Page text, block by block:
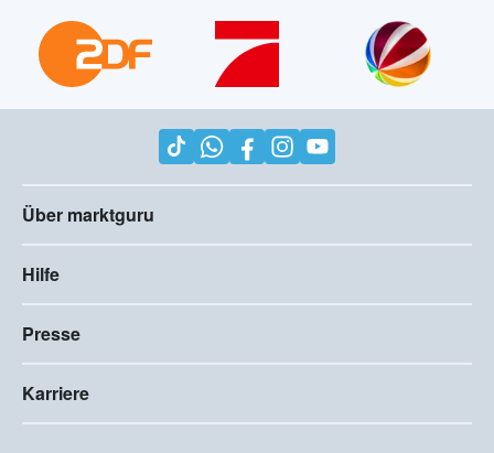
Über marktguru
Hilfe
Presse
Karriere